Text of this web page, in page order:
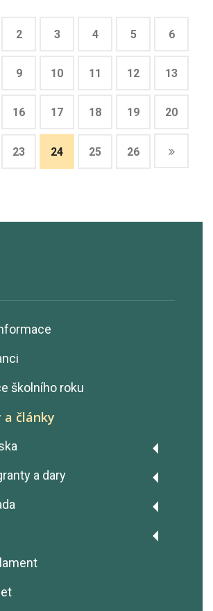
školního roku
články
zprávy
školy
- Ochrana osobních údajů
oznamovatelů
a dary
Fairtrade
pracovního místa
jednání
jednání
2 3 4 5 6
9 10 11 12 13
16 17 18 19 20
23 24 25 26